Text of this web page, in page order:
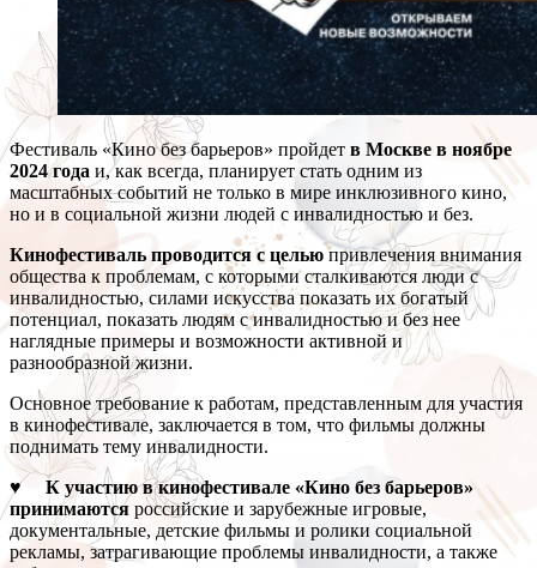
Фестиваль «Кино без барьеров» пройдет в Москве в ноябре
2024 года и, как всегда, планирует стать одним из
масштабных событий не только в мире инклюзивного кино,
но и в социальной жизни людей с инвалидностью и без.
Кинофестиваль проводится с цельюпривлечения внимания
общества к проблемам, с которыми сталкиваются люди с
инвалидностью, силами искусства показать их богатый
потенциал, показать людям с инвалидностью и без нее
наглядные примеры и возможности активной и
разнообразной жизни.
Основное требование к работам, представленным для участия
в кинофестивале, заключается в том, что фильмы должны
поднимать тему инвалидности.
♥ К участию в кинофестивале «Кино без барьеров»
принимаются российские и зарубежные игровые,
документальные, детские фильмы и ролики социальной
рекламы, затрагивающие проблемы инвалидности, а также